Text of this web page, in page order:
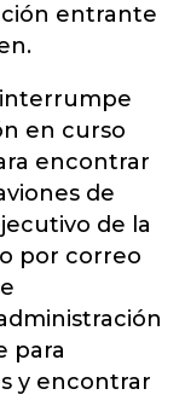
entrante
interrumpe
en curso
encontrar
de
de la
por correo
para
y encontrar